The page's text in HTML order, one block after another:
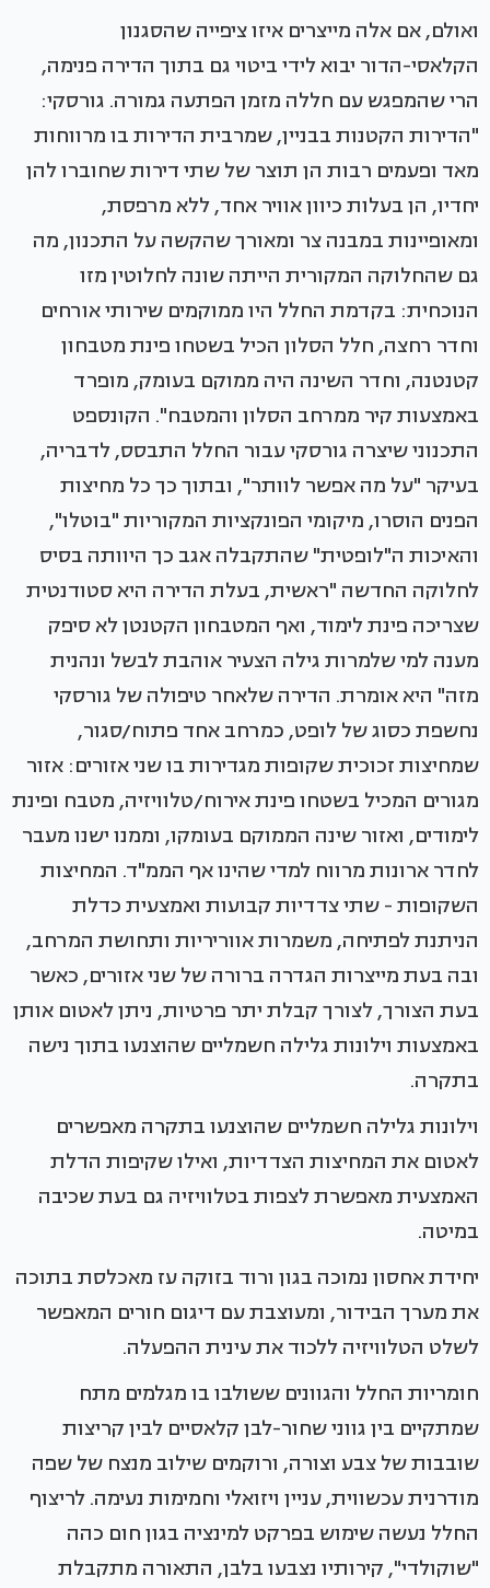
ואולם, אם אלה מייצרים איזו ציפייה שהסגנון
הקלאסי-הדור יבוא לידי ביטוי גם בתוך הדירה פנימה,
הרי שהמפגש עם חללה מזמן הפתעה גמורה. גורסקי:
"הדירות הקטנות בבניין, שמרבית הדירות בו מרווחות
מאד ופעמים רבות הן תוצר של שתי דירות שחוברו להן
יחדיו, הן בעלות כיוון אוויר אחד, ללא מרפסת,
ומאופיינות במבנה צר ומאורך שהקשה על התכנון, מה
גם שהחלוקה המקורית הייתה שונה לחלוטין מזו
הנוכחית: בקדמת החלל היו ממוקמים שירותי אורחים
וחדר רחצה, חלל הסלון הכיל בשטחו פינת מטבחון
קטנטנה, וחדר השינה היה ממוקם בעומק, מופרד
באמצעות קיר ממרחב הסלון והמטבח". הקונספט
התכנוני שיצרה גורסקי עבור החלל התבסס, לדבריה,
בעיקר "על מה אפשר לוותר", ובתוך כך כל מחיצות
הפנים הוסרו, מיקומי הפונקציות המקוריות "בוטלו",
והאיכות ה"לופטית" שהתקבלה אגב כך היוותה בסיס
לחלוקה החדשה "ראשית, בעלת הדירה היא סטודנטית
שצריכה פינת לימוד, ואף המטבחון הקטנטן לא סיפק
מענה למי שלמרות גילה הצעיר אוהבת לבשל ונהנית
מזה" היא אומרת. הדירה שלאחר טיפולה של גורסקי
נחשפת כסוג של לופט, כמרחב אחד פתוח/סגור,
שמחיצות זכוכית שקופות מגדירות בו שני אזורים: אזור
מגורים המכיל בשטחו פינת אירוח/טלוויזיה, מטבח ופינת
לימודים, ואזור שינה הממוקם בעומקו, וממנו ישנו מעבר
לחדר ארונות מרווח למדי שהינו אף הממ"ד. המחיצות
השקופות - שתי צדדיות קבועות ואמצעית כדלת
הניתנת לפתיחה, משמרות אווריריות ותחושת המרחב,
ובה בעת מייצרות הגדרה ברורה של שני אזורים, כאשר
בעת הצורך, לצורך קבלת יתר פרטיות, ניתן לאטום אותן
באמצעות וילונות גלילה חשמליים שהוצנעו בתוך נישה
בתקרה.
וילונות גלילה חשמליים שהוצנעו בתקרה מאפשרים
לאטום את המחיצות הצדדיות, ואילו שקיפות הדלת
האמצעית מאפשרת לצפות בטלוויזיה גם בעת שכיבה
במיטה.
יחידת אחסון נמוכה בגון ורוד בזוקה עז מאכלסת בתוכה
את מערך הבידור, ומעוצבת עם דיגום חורים המאפשר
לשלט הטלוויזיה ללכוד את עינית ההפעלה.
חומריות החלל והגוונים ששולבו בו מגלמים מתח
שמתקיים בין גווני שחור-לבן קלאסיים לבין קריצות
שובבות של צבע וצורה, ורוקמים שילוב מנצח של שפה
מודרנית עכשווית, עניין ויזואלי וחמימות נעימה. לריצוף
החלל נעשה שימוש בפרקט למינציה בגון חום כהה
"שוקולדי", קירותיו נצבעו בלבן, התאורה מתקבלת